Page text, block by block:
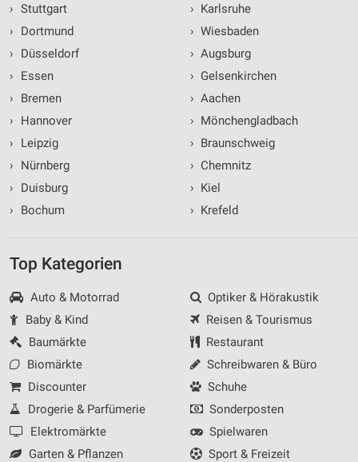
› Stuttgart
›
Dortmund
›
Düsseldorf
›
Essen
›
Bremen
›
Hannover
›
Leipzig
›
Nürnberg
›
Duisburg
›
Bochum
› Karlsruhe
› Wiesbaden
› Augsburg
› Gelsenkirchen
› Aachen
› Mönchengladbach
› Braunschweig
› Chemnitz
› Kiel
› Krefeld
Top Kategorien
Auto & Motorrad
Baby & Kind
Baumärkte
Biomärkte
Discounter
Drogerie & Parfümerie
Elektromärkte
Garten & Pflanzen
Optiker & Hörakustik
Reisen & Tourismus
Restaurant
Schreibwaren & Büro
Schuhe
Sonderposten
Spielwaren
Sport & Freizeit